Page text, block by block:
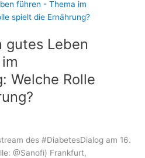
gutes Leben
Welche Rolle
des #DiabetesDialog am 16.
@Sanofi) Frankfurt,